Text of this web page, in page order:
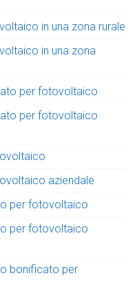
in una zona rurale
in una zona
per fotovoltaico
per fotovoltaico
aziendale
per fotovoltaico
per fotovoltaico
bonificato per